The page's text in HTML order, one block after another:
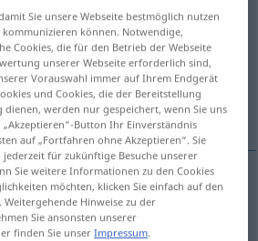
anklicken/antippen)
Sie unsere Webseite bestmöglich nutzen
können. Notwendige,
Cookies, die für den Betrieb der Webseite
unserer Webseite erforderlich sind,
Vorauswahl immer auf Ihrem Endgerät
und Cookies, die der Bereitstellung
werden nur gespeichert, wenn Sie uns
Button Ihr Einverständnis
auf „Fortfahren ohne Akzeptieren“. Sie
für zukünftige Besuche unserer
Sie weitere Informationen zu den Cookies
möchten, klicken Sie einfach auf den
Hinweise zu der
Sie ansonsten unserer
finden Sie unserImpressum.